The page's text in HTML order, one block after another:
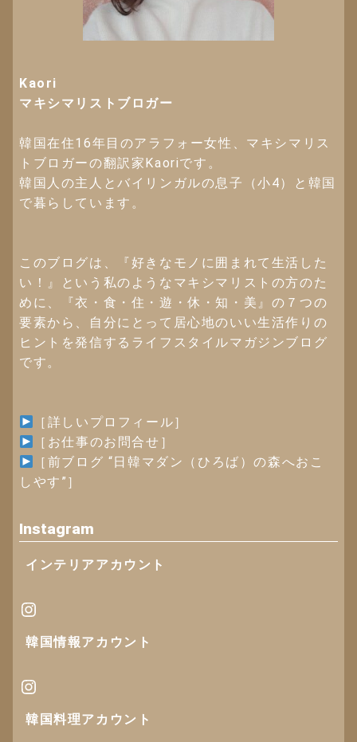
Kaori
マキシマリストブロガー
韓国在住16年目のアラフォー女性、マキシマリス
トブロガーの翻訳家Kaoriです。
韓国人の主人とバイリンガルの息子（小4）と韓国
で暮らしています。
このブログは、『好きなモノに囲まれて生活した
い！』という私のようなマキシマリストの方のた
めに、『衣・食・住・遊・休・知・美』の７つの
要素から、自分にとって居心地のいい生活作りの
ヒントを発信するライフスタイルマガジンブログ
です。
［詳しいプロフィール］
［お仕事のお問合せ］
［ 前ブログ “日韓マダン（ひろば）の森へおこ
しやす” ］
Instagram
インテリアアカウント
Instagram
韓国情報アカウント
Instagram
韓国料理アカウント